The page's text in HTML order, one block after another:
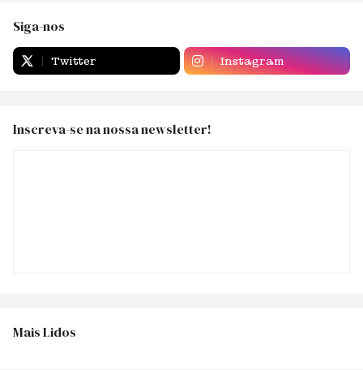
Siga-nos
Twitter Instagram
Inscreva-se na nossa newsletter!
Mais Lidos